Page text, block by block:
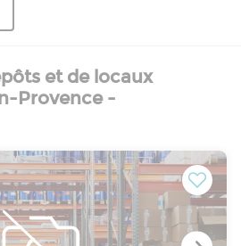
et de locaux
Provence -